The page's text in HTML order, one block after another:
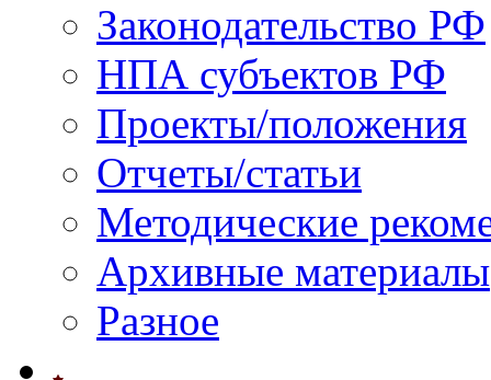
Законодательство РФ
НПА субъектов РФ
Проекты/положения
Отчеты/статьи
Методические
Архивные материалы
Разное